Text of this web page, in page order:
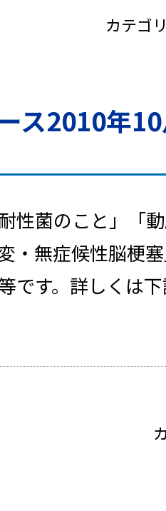
カテゴ
ス2010年
性菌のこと」「
・無症候性脳梗
です。詳しくは